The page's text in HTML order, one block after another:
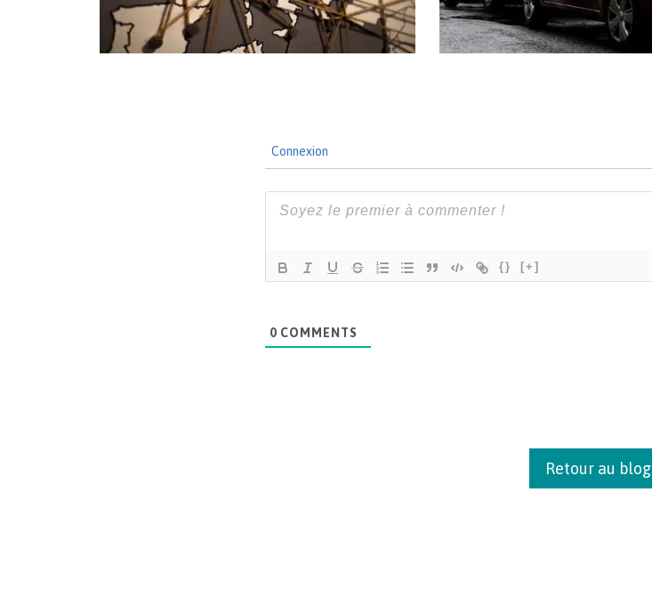
Connexion
{} [+]
0 COMMENTS
Retour au blog